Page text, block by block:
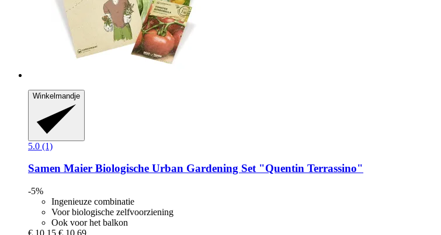
Winkelmandje
5.0 (1)
Samen Maier Biologische Urban Gardening Set "Quentin Terrassino"
-5%
Ingenieuze combinatie
Voor biologische zelfvoorziening
Ook voor het balkon
€ 10,15 € 10,69